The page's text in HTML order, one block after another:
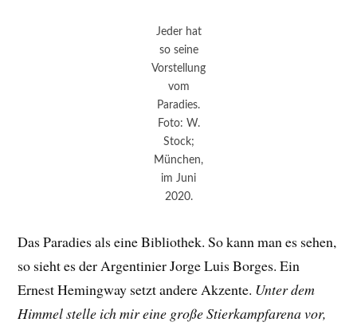
Jeder hat
so seine
Vorstellung
vom
Paradies.
Foto: W.
Stock;
München,
im Juni
2020.
Das Paradies als eine Bibliothek. So kann man es sehen,
so sieht es der Argentinier Jorge Luis Borges. Ein
Ernest Hemingway setzt andere Akzente. Unter dem
Himmel stelle ich mir eine große Stierkampfarena vor,